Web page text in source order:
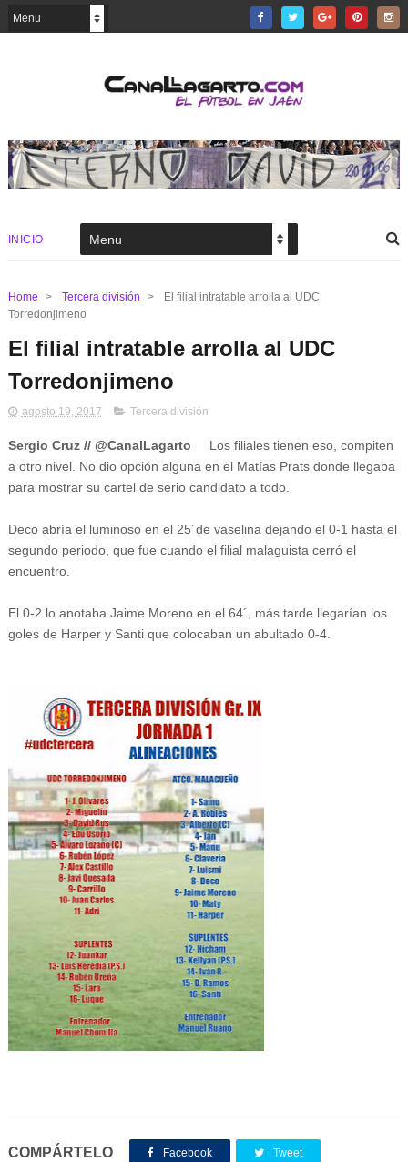
INICIO
Home > Tercera división >
El filial intratable arrolla al UDC
Torredonjimeno
El filial intratable arrolla al UDC
Torredonjimeno
agosto 19, 2017 Tercera división
Sergio Cruz // @CanalLagarto
Los filiales tienen eso, compiten
a otro nivel. No dio opción alguna en el Matías Prats donde llegaba
para mostrar su cartel de serio candidato a todo.
Deco abría el luminoso en el 25´de vaselina dejando el 0-1 hasta el
segundo periodo, que fue cuando el filial malaguista cerró el
encuentro.
El 0-2 lo anotaba Jaime Moreno en el 64´, más tarde llegarían los
goles de Harper y Santi que colocaban un abultado 0-4.
COMPÁRTELO Facebook Tweet